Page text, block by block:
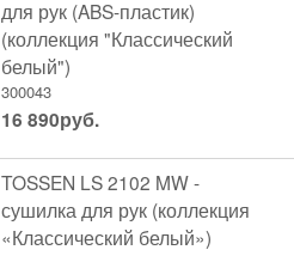
для рук (ABS-пластик)
(коллекция "Классический
белый")
300043
16 890руб.
TOSSEN LS 2102 MW -
сушилка для рук (коллекция
«Классический белый»)